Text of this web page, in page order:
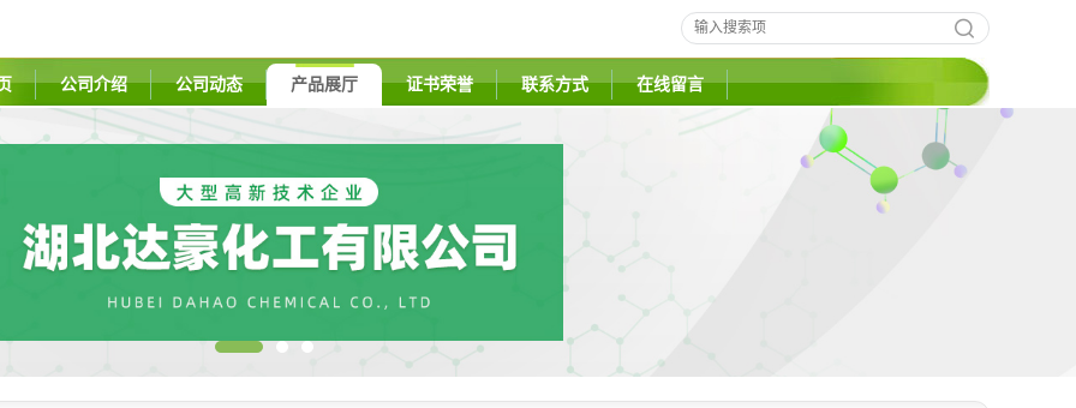
公司介绍 公司动态 产品展厅 证书荣誉 联系方式 在线留言